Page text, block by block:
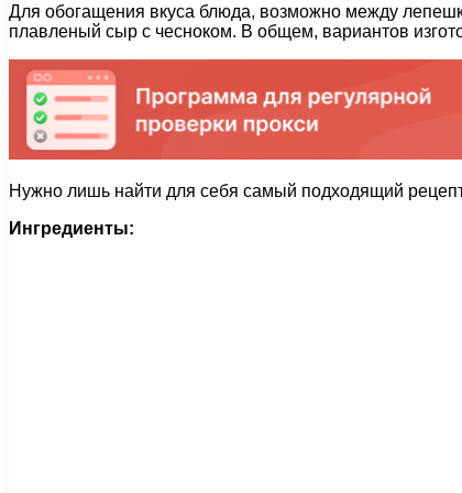
Для обогащения вкуса блюда, возможно между
плавленый сыр с чесноком. В общем, вариантов
Нужно лишь найти для себя самый подходящий
Ингредиенты: